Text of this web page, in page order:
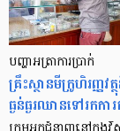
បញ្ហា​អត្រា​ការប្រាក់
គ្រឹះស្ថាន​មីក្រូ​ហិរញ្ញវត្
ធ្ងន់ធ្ងរ​ឈាន​ទៅ​រក​ក